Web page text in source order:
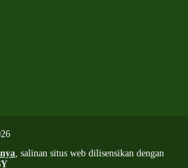
, salinan situs web dilisensikan dengan